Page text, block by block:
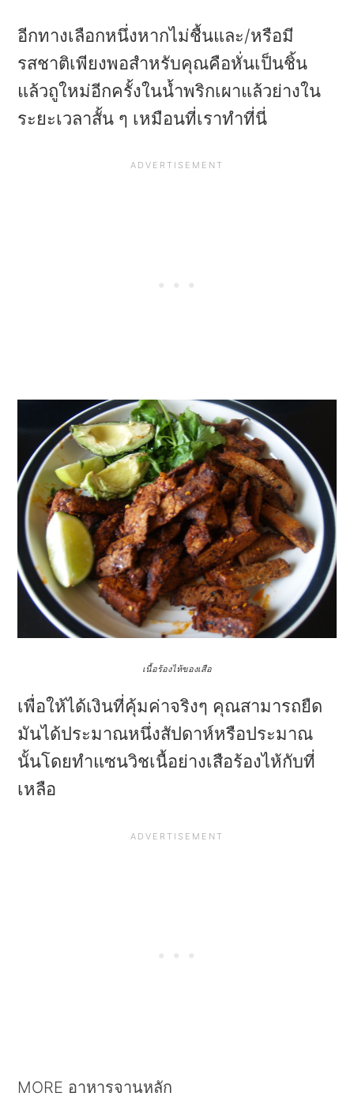
อีกทางเลือกหนึ่งหากไม่ชื้นและ/หรือมี
รสชาติเพียงพอสำหรับคุณคือหั่นเป็นชิ้น
แล้วถูใหม่อีกครั้งในน้ำพริกเผาแล้วย่างใน
ระยะเวลาสั้น ๆ เหมือนที่เราทำที่นี่
เนื้อร้องไห้ของเสือ
เพื่อให้ได้เงินที่คุ้มค่าจริงๆ คุณสามารถยืด
มันได้ประมาณหนึ่งสัปดาห์หรือประมาณ
นั้นโดยทำแซนวิชเนื้อย่างเสือร้องไห้กับที่
เหลือ
MORE อาหารจานหลัก